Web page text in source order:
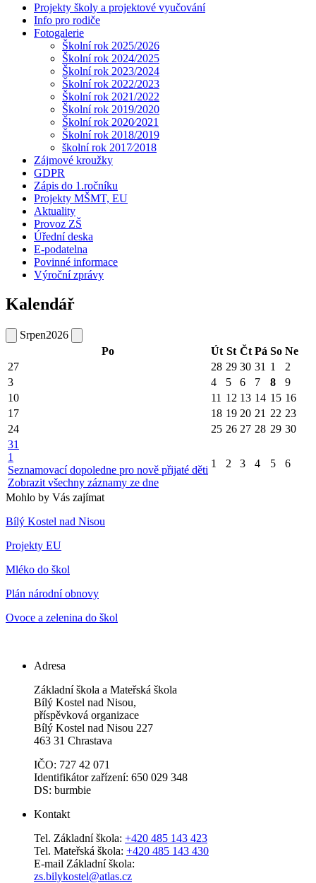
Projekty školy a projektové vyučování
Info pro rodiče
Fotogalerie
Školní rok 2025/2026
Školní rok 2024/2025
Školní rok 2023/2024
Školní rok 2022/2023
Školní rok 2021/2022
Školní rok 2019/2020
Školní rok 2020⁄2021
Školní rok 2018/2019
školní rok 2017⁄2018
Zájmové kroužky
GDPR
Zápis do 1.ročníku
Projekty MŠMT, EU
Aktuality
Provoz ZŠ
Úřední deska
E-podatelna
Povinné informace
Výroční zprávy
Kalendář
Srpen2026
Po
Út St Čt Pá So Ne
27
28 29 30 31 1
2
3
4 5 6 7 8
9
10
11 12 13 14 15 16
17
18 19 20 21 22 23
24
25 26 27 28 29 30
31
1
Seznamovací dopoledne pro nově přijaté děti
Zobrazit všechny záznamy ze dne
1 2 3 4 5 6
Mohlo by Vás zajímat
Bílý Kostel nad Nisou
Projekty EU
Mléko do škol
Plán národní obnovy
Ovoce a zelenina do škol
Adresa
Základní škola a Mateřská škola
Bílý Kostel nad Nisou,
příspěvková organizace
Bílý Kostel nad Nisou 227
463 31 Chrastava
IČO: 727 42 071
Identifikátor zařízení: 650 029 348
DS: burmbie
Kontakt
Tel. Základní škola: +420 485 143 423
Tel. Mateřská škola: +420 485 143 430
E-mail Základní škola:
zs.bilykostel@atlas.cz